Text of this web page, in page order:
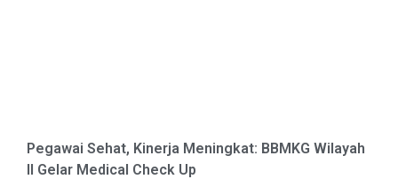
Pegawai Sehat, Kinerja Meningkat: BBMKG Wilayah
II Gelar Medical Check Up